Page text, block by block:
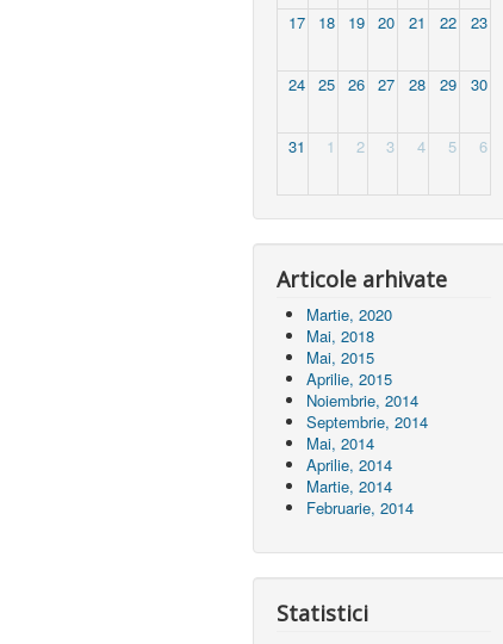
17 18 19 20 21 22 23
24 25 26 27 28 29 30
31 1 2 3 4 5 6
Articole arhivate
Martie, 2020
Mai, 2018
Mai, 2015
Aprilie, 2015
Noiembrie, 2014
Septembrie, 2014
Mai, 2014
Aprilie, 2014
Martie, 2014
Februarie, 2014
Statistici